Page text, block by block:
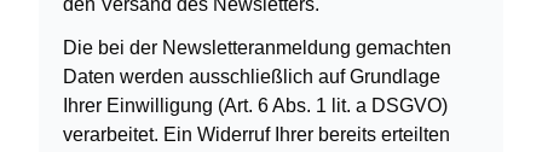
den Versand des Newsletters.
Die bei der Newsletteranmeldung gemachten
Daten werden ausschließlich auf Grundlage
Ihrer Einwilligung (Art. 6 Abs. 1 lit. a DSGVO)
verarbeitet. Ein Widerruf Ihrer bereits erteilten